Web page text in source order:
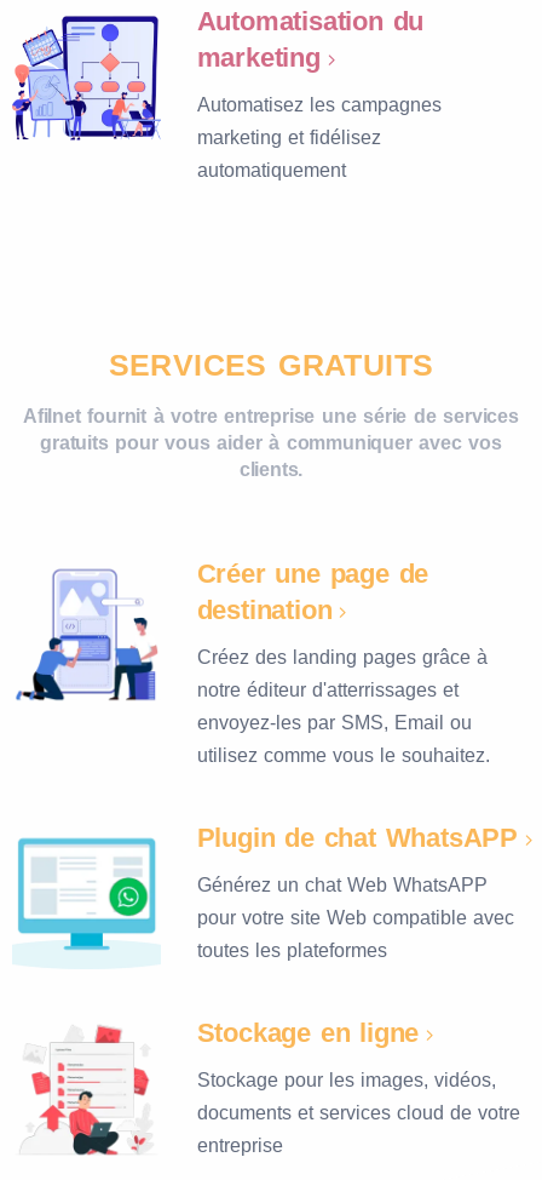
Automatisation du
marketing
Automatisez les campagnes
marketing et fidélisez
automatiquement
SERVICES GRATUITS
Afilnet fournit à votre entreprise une série de services
gratuits pour vous aider à communiquer avec vos
clients.
Créer une page de
destination
Créez des landing pages grâce à
notre éditeur d'atterrissages et
envoyez-les par SMS, Email ou
utilisez comme vous le souhaitez.
Plugin de chat WhatsAPP
Générez un chat Web WhatsAPP
pour votre site Web compatible avec
toutes les plateformes
Stockage en ligne
Stockage pour les images, vidéos,
documents et services cloud de votre
entreprise